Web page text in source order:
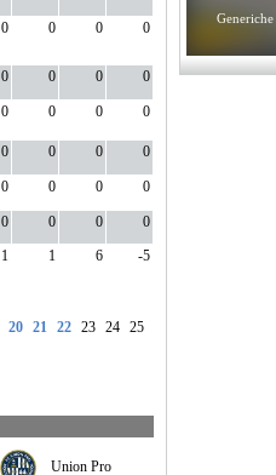
0 0 0 0
0 0 0 0
0 0 0 0
0 0 0 0
0 0 0 0
0 0 0
0
1 1 6 -5
20 21 22 23 24 25
Union Pro
Generiche